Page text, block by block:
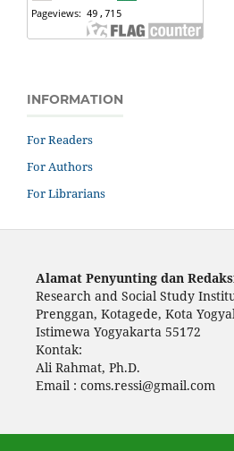
INFORMATION
For Readers
For Authors
For Librarians
Alamat Penyunting dan
Research and Social Study
Prenggan, Kotagede, Kota
Istimewa Yogyakarta 55172
Kontak:
Ali Rahmat, Ph.D.
Email : coms.ressi@gmail.com